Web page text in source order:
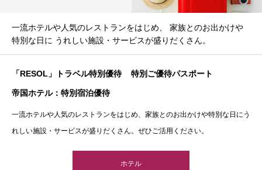
一流ホテルや人気のレストランをはじめ、 家族とのお出かけや
特別な日に うれしい施設・サービスが盛りだくさん。
「RESOL」トラベル特別優待 特別ご優待パスポート
帝国ホテル：特別宿泊優待
一流ホテルや人気のレストランをはじめ、家族とのお出かけや特別な日にう
れしい施設・サービスが盛りだくさん。ぜひご活用ください。
ホテル